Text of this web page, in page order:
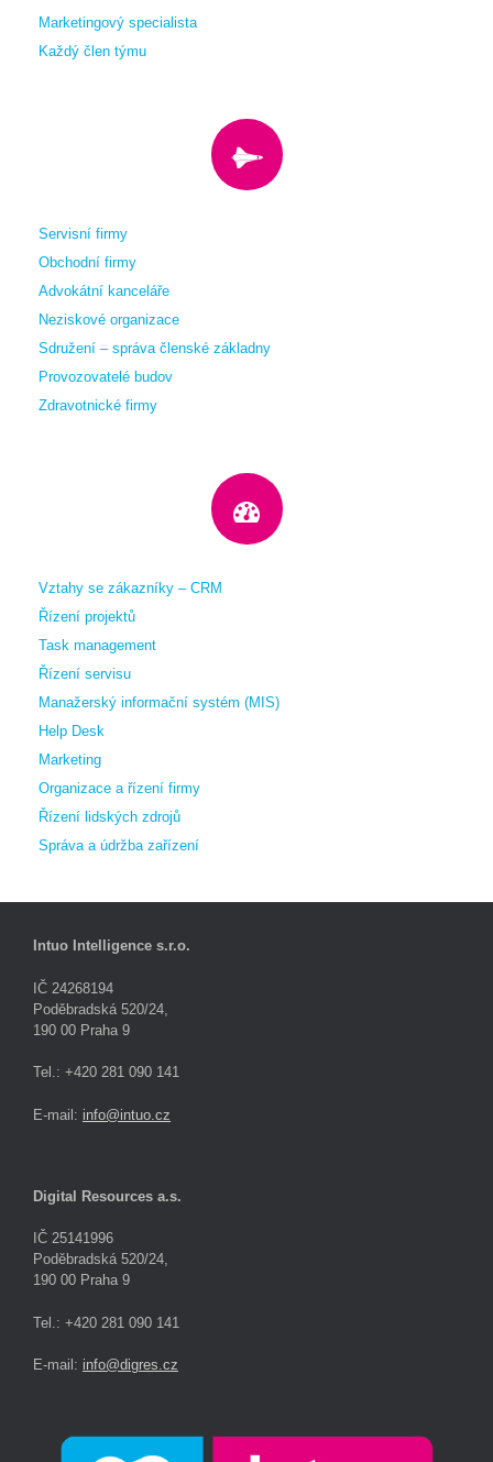
Marketingový specialista
Každý člen týmu
Servisní firmy
Obchodní firmy
Advokátní kanceláře
Neziskové organizace
Sdružení – správa členské základny
Provozovatelé budov
Zdravotnické firmy
Vztahy se zákazníky – CRM
Řízení projektů
Task management
Řízení servisu
Manažerský informační systém (MIS)
Help Desk
Marketing
Organizace a řízení firmy
Řízení lidských zdrojů
Správa a údržba zařízení
Intuo Intelligence s.r.o.
IČ 24268194
Poděbradská 520/24,
190 00 Praha 9
Tel.: +420 281 090 141
E-mail: info@intuo.cz
Digital Resources a.s.
IČ 25141996
Poděbradská 520/24,
190 00 Praha 9
Tel.: +420 281 090 141
E-mail: info@digres.cz